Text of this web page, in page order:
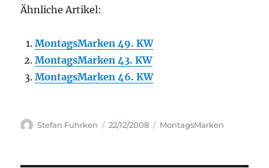
Ähnliche Artikel:
MontagsMarken 49. KW
MontagsMarken 43. KW
MontagsMarken 46. KW
Author
Stefan Fuhrken
Posted
22/12/2008 Categories
MontagsMarken